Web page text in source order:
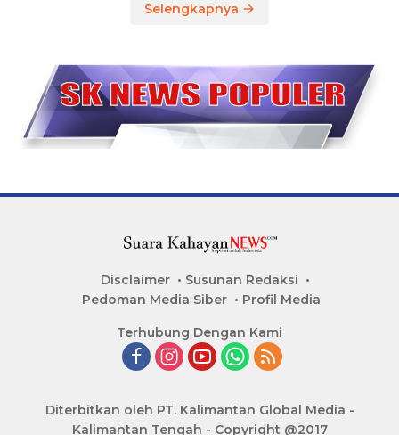
Selengkapnya
Disclaimer
Susunan Redaksi
Pedoman Media Siber
Profil Media
Terhubung Dengan Kami
Diterbitkan oleh PT. Kalimantan Global Media -
Kalimantan Tengah - Copyright @2017